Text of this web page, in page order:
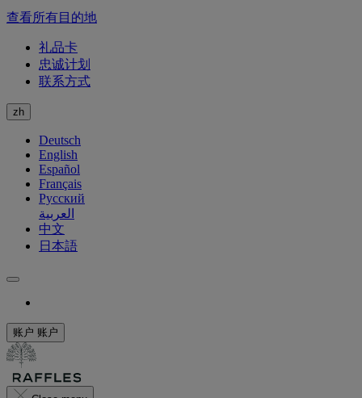
查看所有目的地
礼品卡
忠诚计划
联系方式
zh
Deutsch
English
Español
Français
Русский
العربية
中文
日本語
账户 账户